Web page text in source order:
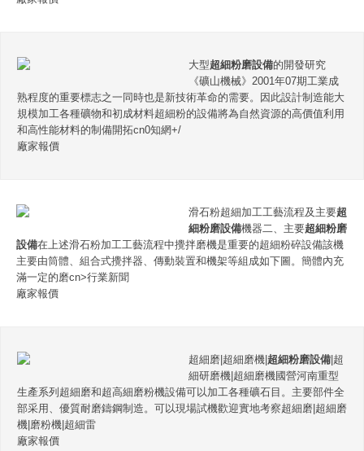
大型超細粉磨設備的開發研究
《礦山機械》2001年07期工業成
熟程度的重要標志之一同時也是新技術革命的需要。因此設計制造能大
規模加工各種礦物和初成材料超細粉的設備將為自然資源的高價值利用
和高性能材料的制備開拓cn0知網+/
廠家報價
滑石粉超細加工工藝流程及主要超
細粉磨設備機器二、主要超細粉磨
設備在上述滑石粉加工工藝流程中攪拌磨機是重要的超細粉碎設備該機
主要由筒體、組合式攪拌器、傳動裝置和機架等組成如下圖。簡體內充
滿一定的磨cn>行業新聞
廠家報價
超細磨|超細磨機|超細粉磨設備 |超
細研磨機|超細磨機國營河南重型
生產系列超細磨和超高細磨粉機設備可以加工各種礦石目。主要部件全
部采用、優質耐磨鑄鋼制造。可以現場試機歡迎實地考察超細磨|超細磨
機|磨粉機|超細雷
廠家報價